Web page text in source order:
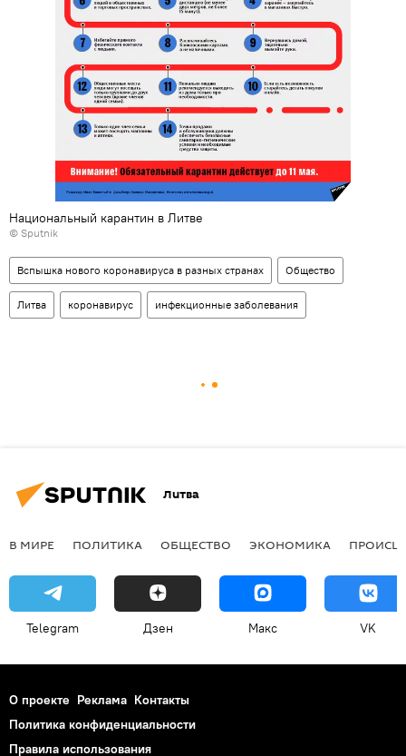
Национальный карантин в Литве
© Sputnik
Вспышка нового коронавируса в разных странах Общество
Литва коронавирус инфекционные заболевания
Литва
В МИРЕ ПОЛИТИКА ОБЩЕСТВО ЭКОНОМИКА
Telegram Дзен Макс VK
О проекте Реклама Контакты
Политика конфиденциальности
Правила использования